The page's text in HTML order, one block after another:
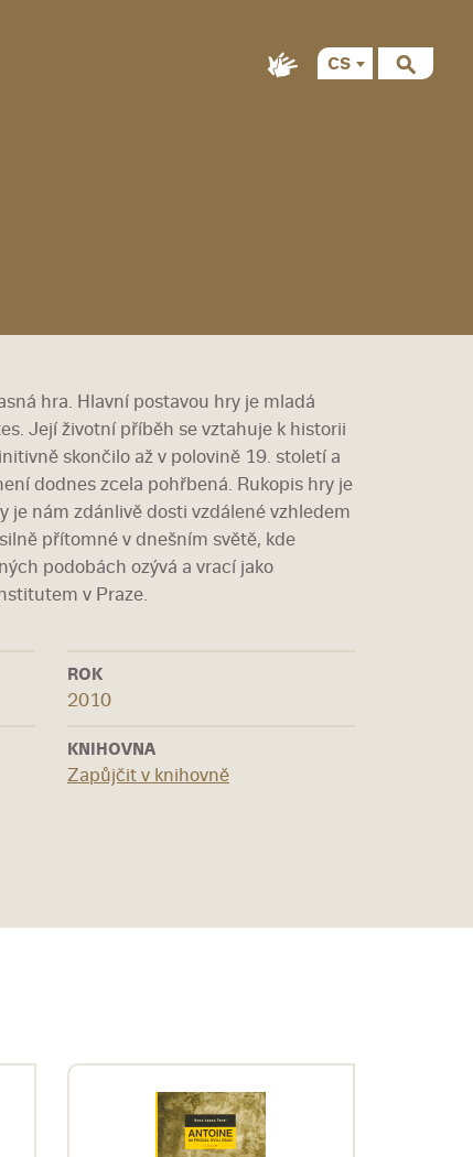
CS
hra. Hlavní postavou hry je mladá
Její životní příběh se vztahuje k historii
skončilo až v polovině 19. století a
dodnes zcela pohřbená. Rukopis hry je
je nám zdánlivě dosti vzdálené vzhledem
přítomné v dnešním světě, kde
podobách ozývá a vrací jako
v Praze.
ROK
2010
KNIHOVNA
Zapůjčit v knihovně